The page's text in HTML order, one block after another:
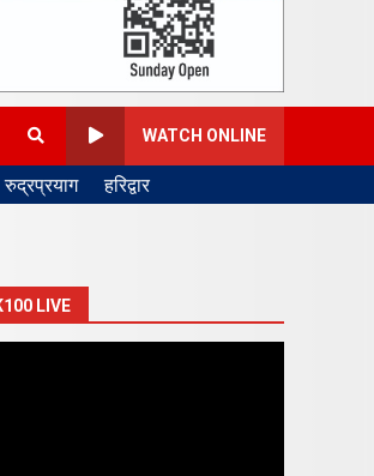
WATCH ONLINE
रुद्रप्रयाग हरिद्वार
LIVE